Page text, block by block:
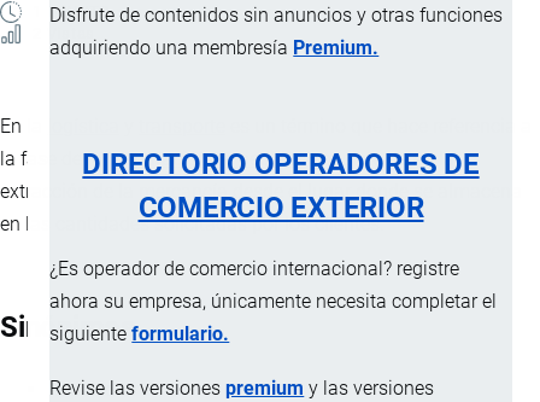
Disfrute de contenidos sin anuncios y otras funciones
adquiriendo una membresía Premium.
DIRECTORIO OPERADORES DE
COMERCIO EXTERIOR
¿Es operador de comercio internacional? registre
ahora su empresa, únicamente necesita completar el
siguienteformulario.
Revise las versionespremium y las versiones
1 MINUTO
En la
la fase de lapreparación de pedidosconsistente en la
extracción de la
mercancíadesde el lugar donde se almacena
en las cantidades solicitadas por los clientes.
Sinónimos
Recolectar